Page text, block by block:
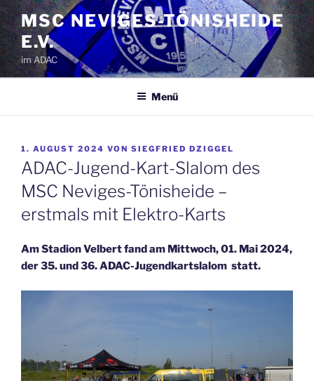
Zum
Inhalt
springen
MSC NEVIGES-TÖNISHEIDE
E.V.
im ADAC
Menü
VERÖFFENTLICHT
AM
1. AUGUST 2024 VON SIEGFRIED DZIGGEL
ADAC-Jugend-Kart-Slalom des
MSC Neviges-Tönisheide –
erstmals mit Elektro-Karts
Am Stadion Velbert fand am Mittwoch, 01. Mai 2024,
der 35. und 36. ADAC-Jugendkartslalom statt.